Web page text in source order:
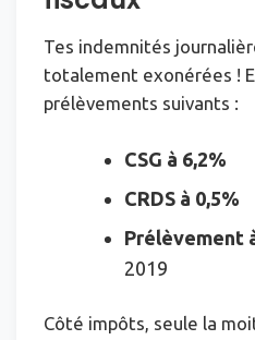
Tes indemnités
totalement exonérées !
prélèvements suivants :
CSG à 6,2%
CRDS à 0,5%
Prélèvement
2019
Côté impôts, seule la